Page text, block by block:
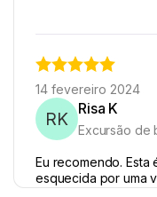
14 fevereiro 2024
RK
Risa K
Excursão de
Eu recomendo. Esta
esquecida por uma